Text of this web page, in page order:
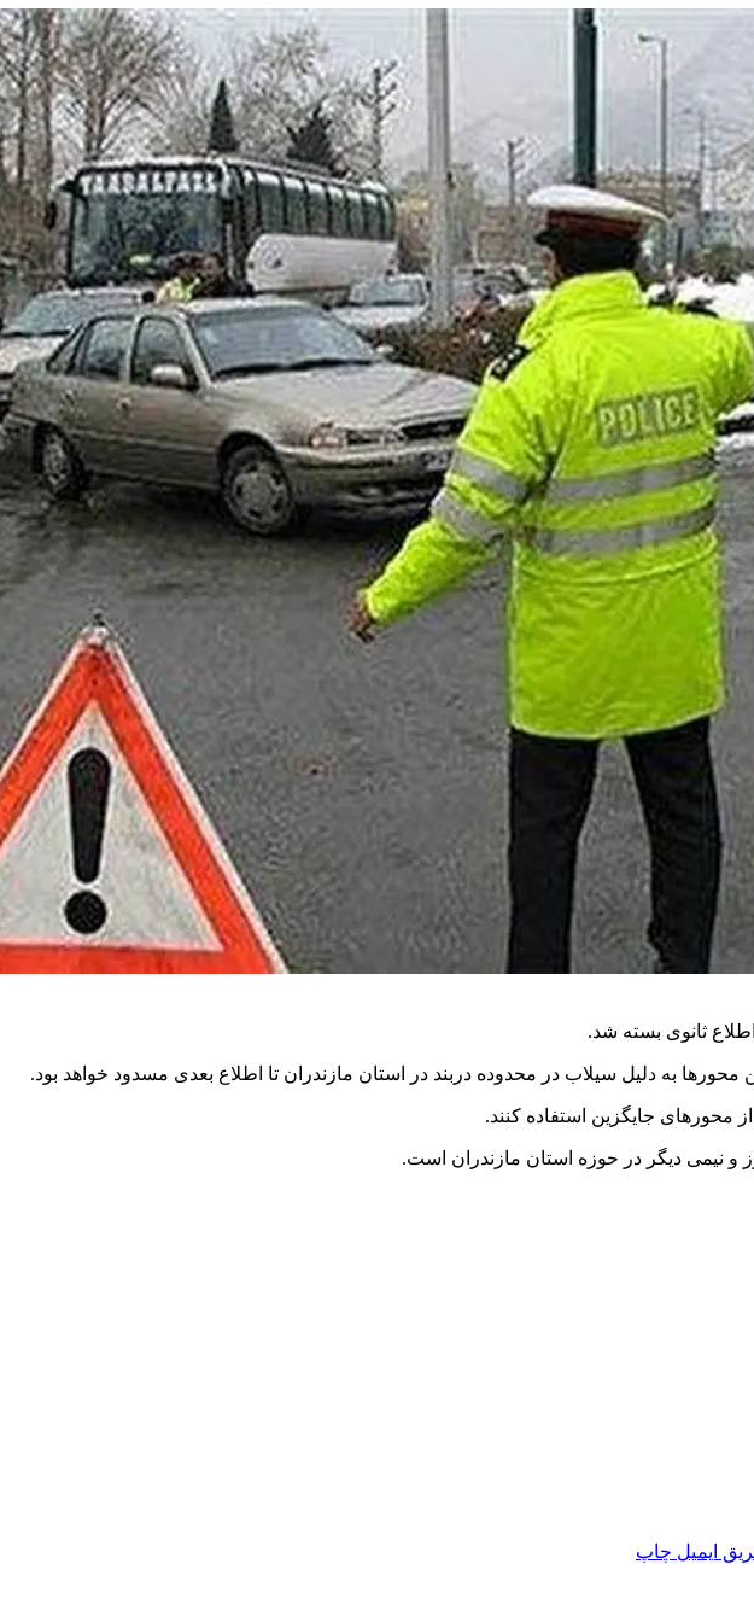
ثانوی بسته شد.
به دلیل سیلاب در محدوده دربند در استان مازندران تا اطلاع بعدی مسدود خواهد بود.
جایگزین استفاده کنند.
ایمیل چاپ